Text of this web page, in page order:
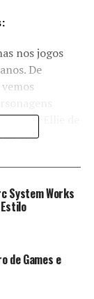
nos jogos
De
e Ellie de
inspiram
ocupando
jogos. Cada
System Works
de Games e